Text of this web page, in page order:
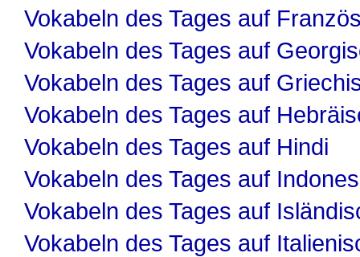
Vokabeln des Tages auf
Vokabeln des Tages auf
Vokabeln des Tages auf
Vokabeln des Tages auf
Vokabeln des Tages auf Hindi
Vokabeln des Tages auf
Vokabeln des Tages auf
Vokabeln des Tages auf